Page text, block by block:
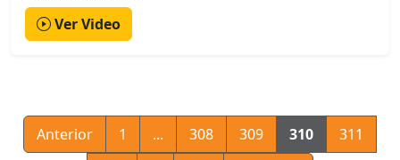
Ver Video
Anterior 1 ... 308 309 310
311